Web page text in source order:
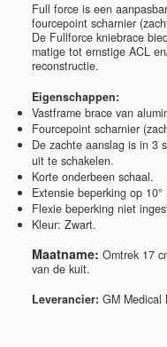
Full force is een
fourcepoint scharnier
De Fullforce kniebrace
matige tot ernstige ACL
reconstructie.
Eigenschappen:
Vastframe brace van
Fourcepoint scharnier
De zachte aanslag is in 3
uit te schakelen.
Korte onderbeen schaal.
Extensie beperking op 10°
Flexie beperking niet
Kleur: Zwart.
Maatname: Omtrek 17
van de kuit.
Leverancier: GM Medical